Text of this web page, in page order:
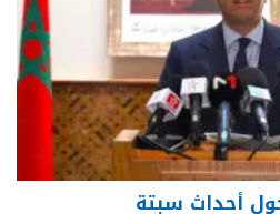
أحداث سبتة